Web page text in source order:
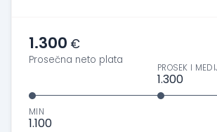
1.300 €
Prosečna neto plata
MIN
1.100
PROSEK I
1.300